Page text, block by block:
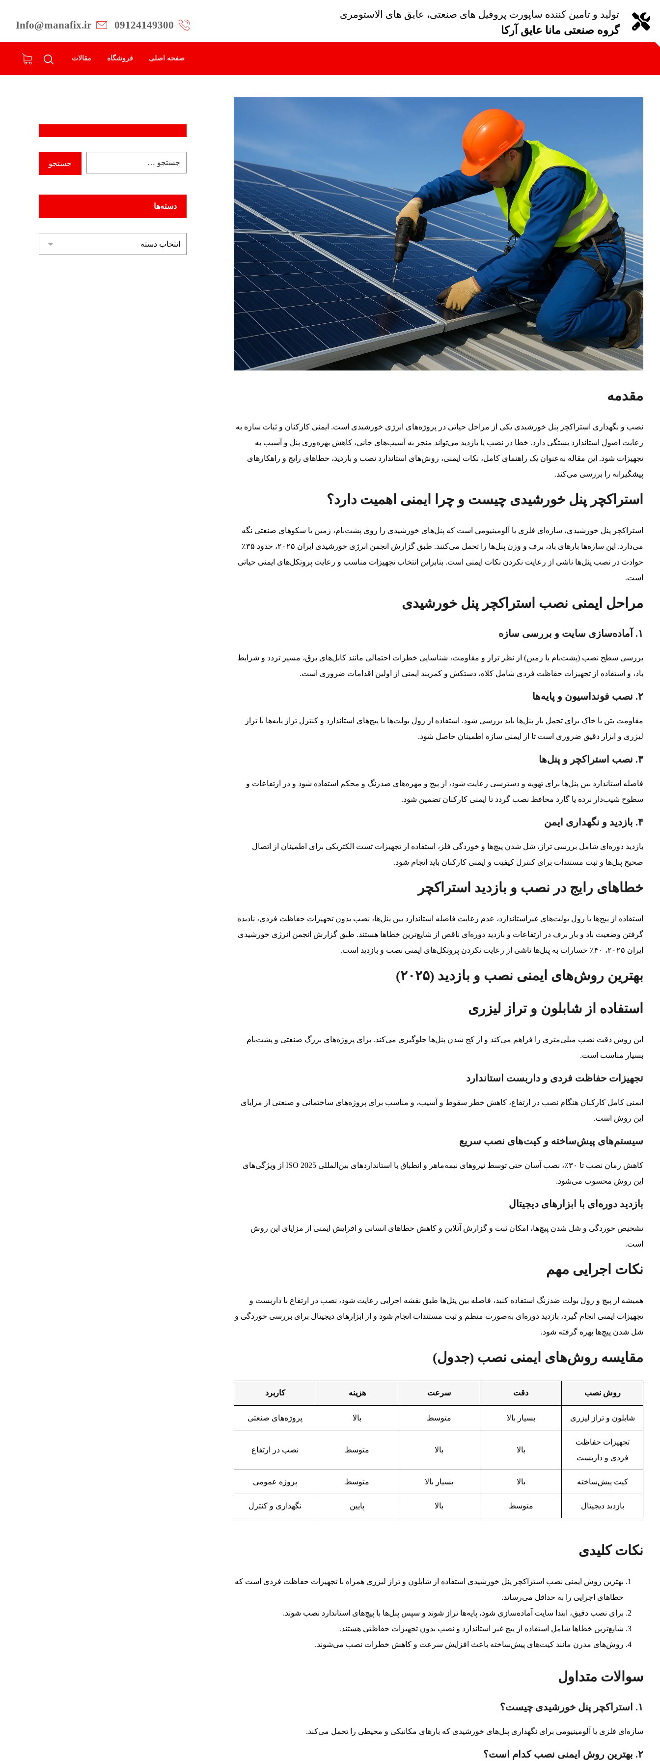
تولید و تامین کننده ساپورت پروفیل های صنعتی، عایق های الاستومری
گروه صنعتی مانا عایق آرکا Info@manafix.ir 09124149300
صفحه اصلی فروشگاه مقالات
مقدمه
نصب و نگهداری استراکچر پنل خورشیدی یکی از مراحل حیاتی در پروژه‌های انرژی خورشیدی است. ایمنی کارکنان و ثبات سازه به
رعایت اصول استاندارد بستگی دارد. خطا در نصب یا بازدید می‌تواند منجر به آسیب‌های جانی، کاهش بهره‌وری پنل و آسیب به
تجهیزات شود. این مقاله به‌عنوان یک راهنمای کامل، نکات ایمنی، روش‌های استاندارد نصب و بازدید، خطاهای رایج و راهکارهای
پیشگیرانه را بررسی می‌کند.
استراکچر پنل خورشیدی چیست و چرا ایمنی اهمیت دارد؟
استراکچر پنل خورشیدی، سازه‌ای فلزی یا آلومینیومی است که پنل‌های خورشیدی را روی پشت‌بام، زمین یا سکوهای صنعتی نگه
می‌دارد. این سازه‌ها بارهای باد، برف و وزن پنل‌ها را تحمل می‌کنند. طبق گزارش انجمن انرژی خورشیدی ایران ۲۰۲۵، حدود ۳۵٪
حوادث در نصب پنل‌ها ناشی از رعایت نکردن نکات ایمنی است. بنابراین انتخاب تجهیزات مناسب و رعایت پروتکل‌های ایمنی حیاتی
است.
مراحل ایمنی نصب استراکچر پنل خورشیدی
۱. آماده‌سازی سایت و بررسی سازه
بررسی سطح نصب (پشت‌بام یا زمین) از نظر تراز و مقاومت، شناسایی خطرات احتمالی مانند کابل‌های برق، مسیر تردد و شرایط
باد، و استفاده از تجهیزات حفاظت فردی شامل کلاه، دستکش و کمربند ایمنی از اولین اقدامات ضروری است.
۲. نصب فونداسیون و پایه‌ها
مقاومت بتن یا خاک برای تحمل بار پنل‌ها باید بررسی شود. استفاده از رول بولت‌ها یا پیچ‌های استاندارد و کنترل تراز پایه‌ها با تراز
لیزری و ابزار دقیق ضروری است تا از ایمنی سازه اطمینان حاصل شود.
۳. نصب استراکچر و پنل‌ها
فاصله استاندارد بین پنل‌ها برای تهویه و دسترسی رعایت شود، از پیچ و مهره‌های ضدزنگ و محکم استفاده شود و در ارتفاعات و
سطوح شیب‌دار نرده یا گارد محافظ نصب گردد تا ایمنی کارکنان تضمین شود.
۴. بازدید و نگهداری ایمن
بازدید دوره‌ای شامل بررسی تراز، شل شدن پیچ‌ها و خوردگی فلز، استفاده از تجهیزات تست الکتریکی برای اطمینان از اتصال
صحیح پنل‌ها و ثبت مستندات برای کنترل کیفیت و ایمنی کارکنان باید انجام شود.
خطاهای رایج در نصب و بازدید استراکچر
استفاده از پیچ‌ها یا رول بولت‌های غیراستاندارد، عدم رعایت فاصله استاندارد بین پنل‌ها، نصب بدون تجهیزات حفاظت فردی، نادیده
گرفتن وضعیت باد و بار برف در ارتفاعات و بازدید دوره‌ای ناقص از شایع‌ترین خطاها هستند. طبق گزارش انجمن انرژی خورشیدی
ایران ۲۰۲۵، ۴۰٪ خسارات به پنل‌ها ناشی از رعایت نکردن پروتکل‌های ایمنی نصب و بازدید است.
بهترین روش‌های ایمنی نصب و بازدید (۲۰۲۵)
استفاده از شابلون و تراز لیزری
این روش دقت نصب میلی‌متری را فراهم می‌کند و از کج شدن پنل‌ها جلوگیری می‌کند. برای پروژه‌های بزرگ صنعتی و پشت‌بام
بسیار مناسب است.
تجهیزات حفاظت فردی و داربست استاندارد
ایمنی کامل کارکنان هنگام نصب در ارتفاع، کاهش خطر سقوط و آسیب، و مناسب برای پروژه‌های ساختمانی و صنعتی از مزایای
این روش است.
سیستم‌های پیش‌ساخته و کیت‌های نصب سریع
کاهش زمان نصب تا ۳۰٪، نصب آسان حتی توسط نیروهای نیمه‌ماهر و انطباق با استانداردهای بین‌المللی ISO 2025 از ویژگی‌های
این روش محسوب می‌شود.
بازدید دوره‌ای با ابزارهای دیجیتال
تشخیص خوردگی و شل شدن پیچ‌ها، امکان ثبت و گزارش آنلاین و کاهش خطاهای انسانی و افزایش ایمنی از مزایای این روش
است.
نکات اجرایی مهم
همیشه از پیچ و رول بولت ضدزنگ استفاده کنید، فاصله بین پنل‌ها طبق نقشه اجرایی رعایت شود، نصب در ارتفاع با داربست و
تجهیزات ایمنی انجام گیرد، بازدید دوره‌ای به‌صورت منظم و ثبت مستندات انجام شود و از ابزارهای دیجیتال برای بررسی خوردگی و
شل شدن پیچ‌ها بهره گرفته شود.
مقایسه روش‌های ایمنی نصب (جدول)
روش نصب دقت سرعت هزینه کاربرد
شابلون و تراز لیزری بسیار بالا متوسط بالا پروژه‌های صنعتی
تجهیزات حفاظت
فردی و داربست
بالا بالا متوسط نصب در ارتفاع
کیت پیش‌ساخته بالا بسیار بالا متوسط پروژه عمومی
بازدید دیجیتال متوسط بالا پایین نگهداری و کنترل
نکات کلیدی
بهترین روش ایمنی نصب استراکچر پنل خورشیدی استفاده از شابلون و تراز لیزری همراه با تجهیزات حفاظت فردی است که
خطاهای اجرایی را به حداقل می‌رساند.
برای نصب دقیق، ابتدا سایت آماده‌سازی شود، پایه‌ها تراز شوند و سپس پنل‌ها با پیچ‌های استاندارد نصب شوند.
شایع‌ترین خطاها شامل استفاده از پیچ غیر استاندارد و نصب بدون تجهیزات حفاظتی هستند.
روش‌های مدرن مانند کیت‌های پیش‌ساخته باعث افزایش سرعت و کاهش خطرات نصب می‌شوند.
سوالات متداول
۱. استراکچر پنل خورشیدی چیست؟
سازه‌ای فلزی یا آلومینیومی برای نگهداری پنل‌های خورشیدی که بارهای مکانیکی و محیطی را تحمل می‌کند.
۲. بهترین روش ایمنی نصب کدام است؟
دسته‌ها